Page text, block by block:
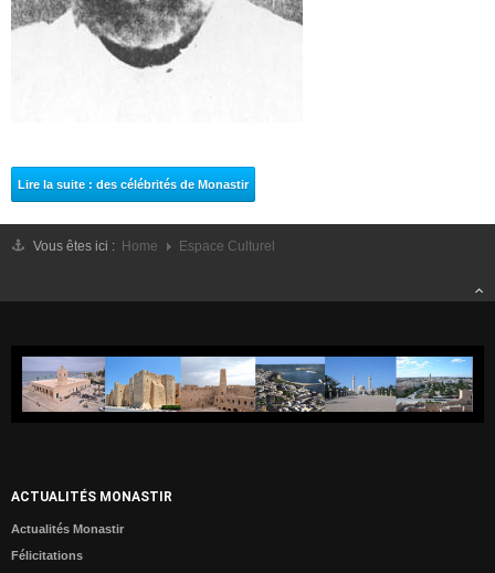
Météo
Monastir dans les Médias
Monastir entre passé et présent
Carte de Monastir
Monastir aux yeux des Poètes
Monastir aux yeux des Artistes
CONTACTE
Lire la suite : des célébrités de Monastir
Vous êtes ici : Home Espace Culturel
ACTUALITÉS MONASTIR
Actualités Monastir
Félicitations